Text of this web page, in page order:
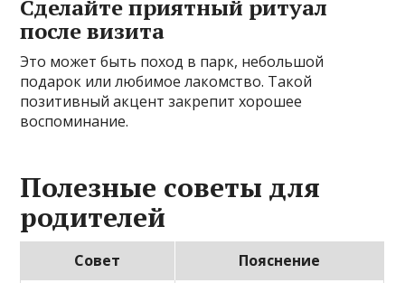
Сделайте приятный ритуал
после визита
Это может быть поход в парк, небольшой
подарок или любимое лакомство. Такой
позитивный акцент закрепит хорошее
воспоминание.
Полезные советы для
родителей
Совет
Пояснение